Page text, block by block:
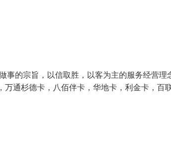
事的宗旨，以信取胜，以客为主的服务经营理
通杉德卡，八佰伴卡，华地卡，利金卡，百